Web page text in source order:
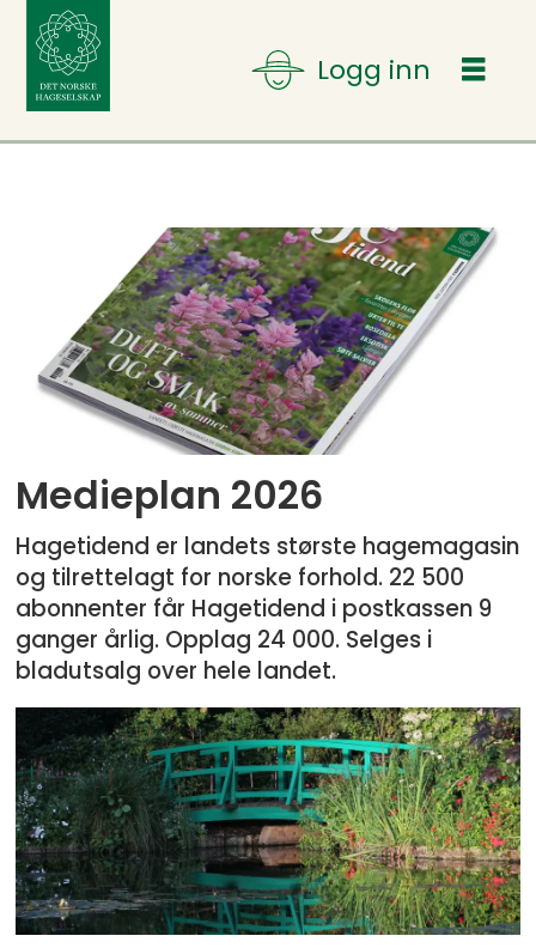
hage
Medieplan 2026
Hagetidend er landets største hagemagasin
og tilrettelagt for norske forhold. 22 500
abonnenter får Hagetidend i postkassen 9
ganger årlig. Opplag 24 000. Selges i
bladutsalg over hele landet.